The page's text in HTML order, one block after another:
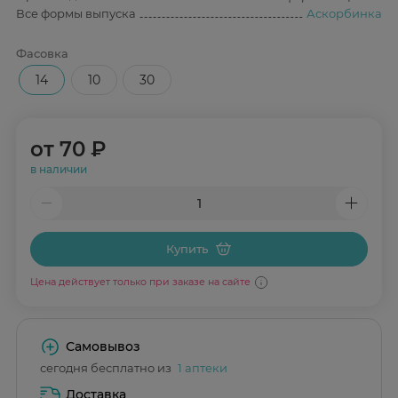
Все формы выпуска
Аскорбинка
Фасовка
14 10 30
от 70 ₽
в наличии
Купить
Цена действует только при заказе на сайте
Самовывоз
сегодня бесплатно из 1 аптеки
Доставка